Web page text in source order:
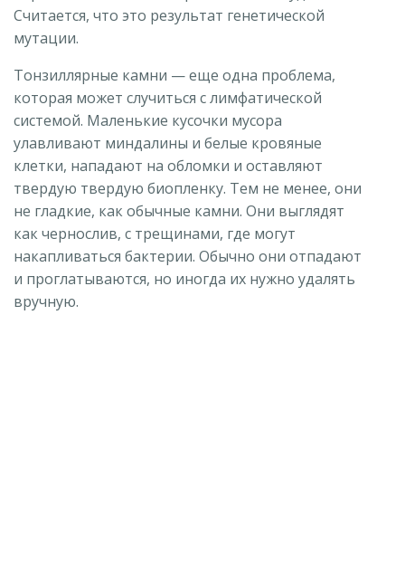
Считается, что это результат генетической
мутации.
Тонзиллярные камни — еще одна проблема,
которая может случиться с лимфатической
системой. Маленькие кусочки мусора
улавливают миндалины и белые кровяные
клетки, нападают на обломки и оставляют
твердую твердую биопленку. Тем не менее, они
не гладкие, как обычные камни. Они выглядят
как чернослив, с трещинами, где могут
накапливаться бактерии. Обычно они отпадают
и проглатываются, но иногда их нужно удалять
вручную.